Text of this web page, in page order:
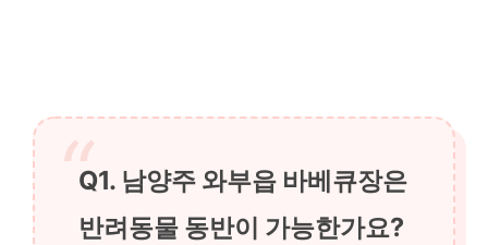
Q1. 남양주 와부읍 바베큐장은
반려동물 동반이 가능한가요?